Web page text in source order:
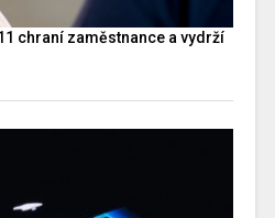
chraní zaměstnance a vydrží